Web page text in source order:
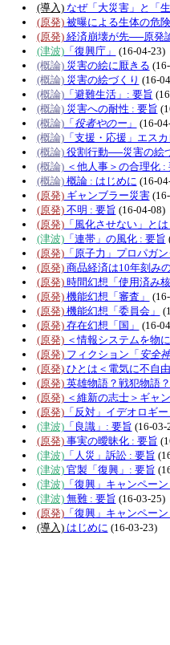
(導入)なぜ「大災害」と「
(原発)被曝による生体の危
(原発)経済崩壊が先──原発
(津波)「復興庁」
(16-04-23)
(概論)災害の絵に厭きる
(概論)災害の絵づくり (16-
(概論)「避難生活」: 要旨
(概論)災害への耐性 : 要旨
(概論)「 役者やのー」
(16-
(概論)「支援・応援」エス
(概論)役割行動──災害の絵
(概論)＜他人事＞の合理化 :
(概論)概論 : はじめに (16-
(原発)ギャンブラー災害
(原発)不明 : 要旨 (16-04-08)
(原発)「風化させない」とは
(津波)「連帯」の風化 : 要旨
(原発)「原子力」プロパガン
(原発)商品経済は10年刻み
(原発)時間幻想「使用済み核
(原発)機能幻想「審査」
(原発)機能幻想「委員会」
(原発)存在幻想「国」
(16-
(原発)＜情報システムを物
(原発)フィクション「 安全
(原発)ひとは＜電気に不自
(原発)英雄物語？戦犯物語
(原発)＜維新の志士＞ギャ
(原発)「反対」イデオロギー
(津波)「良識」: 要旨 (16-03-
(原発)事実の曖昧化 : 要旨
(津波)「人災」訴訟 : 要旨
(津波)官製「復興」: 要旨
(津波)「復興」キャンペーン
(津波)無難 : 要旨 (16-03-25)
(原発)「復興」キャンペーン
(導入)はじめに (16-03-23)